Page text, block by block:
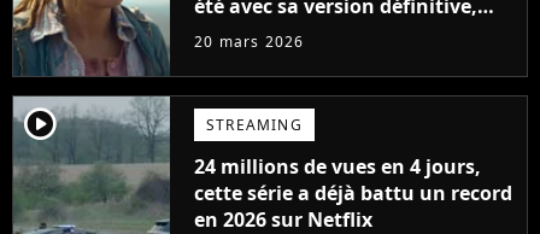
été avec sa version définitive,
une décision historique
20 mars 2026
player2 STREAMING
24 millions de vues en 4 jours,
cette série a déjà battu un record
en 2026 sur Netflix